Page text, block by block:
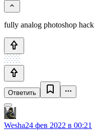
fully analog photoshop hack
Ответить
Wesha24 фев 2022 в 00:21